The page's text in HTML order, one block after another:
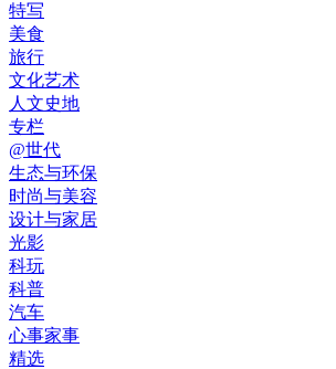
特写
美食
旅行
文化艺术
人文史地
专栏
@世代
生态与环保
时尚与美容
设计与家居
光影
科玩
科普
汽车
心事家事
精选